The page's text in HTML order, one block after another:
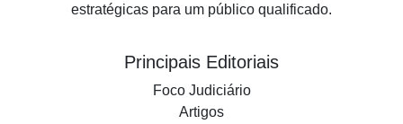
estratégicas para um público qualificado.
Principais Editoriais
Foco Judiciário
Artigos